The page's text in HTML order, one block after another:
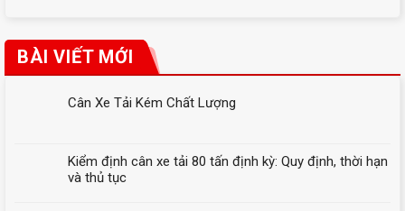
BÀI VIẾT MỚI
Cân Xe Tải Kém Chất Lượng
Kiểm định cân xe tải 80 tấn định kỳ: Quy định, thời hạn
và thủ tục